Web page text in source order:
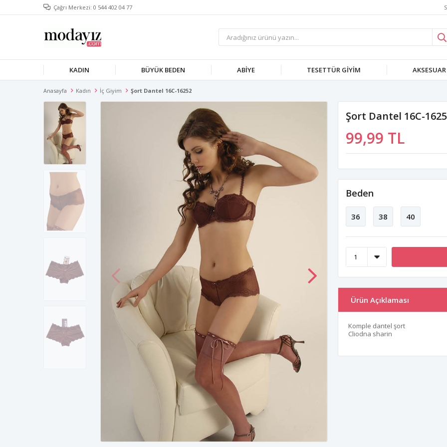
Çağrı Merkezi: 0 544 402 04 77
KADIN BÜYÜK BEDEN ABIYE TESETTÜR GIYIM AKSESUAR
Anasayfa Kadın İç Giyim Şort Dantel 16C-16252
Şort Dantel 16C-
99,99 TL
Beden
36 38 40
Ürün Açıklaması
Komple dantel şort
Cliodna sharin